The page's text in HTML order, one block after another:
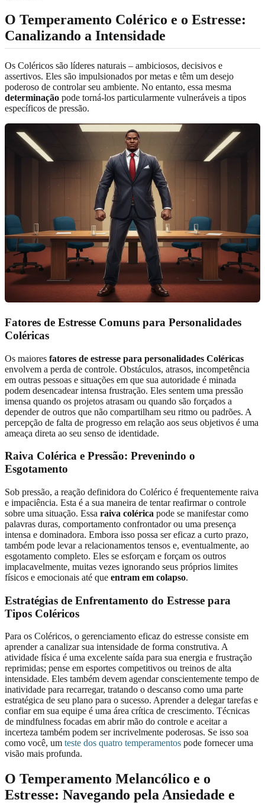
O Temperamento Colérico e o Estresse:
Canalizando a Intensidade
Os Coléricos são líderes naturais – ambiciosos, decisivos e
assertivos. Eles são impulsionados por metas e têm um desejo
poderoso de controlar seu ambiente. No entanto, essa mesma
determinação pode torná-los particularmente vulneráveis a tipos
específicos de pressão.
Fatores de Estresse Comuns para Personalidades
Coléricas
Os maiores fatores de estresse para personalidades Coléricas
envolvem a perda de controle. Obstáculos, atrasos, incompetência
em outras pessoas e situações em que sua autoridade é minada
podem desencadear intensa frustração. Eles sentem uma pressão
imensa quando os projetos atrasam ou quando são forçados a
depender de outros que não compartilham seu ritmo ou padrões. A
percepção de falta de progresso em relação aos seus objetivos é uma
ameaça direta ao seu senso de identidade.
Raiva Colérica e Pressão: Prevenindo o
Esgotamento
Sob pressão, a reação definidora do Colérico é frequentemente raiva
e impaciência. Esta é a sua maneira de tentar reafirmar o controle
sobre uma situação. Essa raiva colérica pode se manifestar como
palavras duras, comportamento confrontador ou uma presença
intensa e dominadora. Embora isso possa ser eficaz a curto prazo,
também pode levar a relacionamentos tensos e, eventualmente, ao
esgotamento completo. Eles se esforçam e forçam os outros
implacavelmente, muitas vezes ignorando seus próprios limites
físicos e emocionais até que entram em colapso.
Estratégias de Enfrentamento do Estresse para
Tipos Coléricos
Para os Coléricos, o gerenciamento eficaz do estresse consiste em
aprender a canalizar sua intensidade de forma construtiva. A
atividade física é uma excelente saída para sua energia e frustração
reprimidas; pense em esportes competitivos ou treinos de alta
intensidade. Eles também devem agendar conscientemente tempo de
inatividade para recarregar, tratando o descanso como uma parte
estratégica de seu plano para o sucesso. Aprender a delegar tarefas e
confiar em sua equipe é uma área crítica de crescimento. Técnicas
de mindfulness focadas em abrir mão do controle e aceitar a
incerteza também podem ser incrivelmente poderosas. Se isso soa
como você, um teste dos quatro temperamentos pode fornecer uma
visão mais profunda.
O Temperamento Melancólico e o
Estresse: Navegando pela Ansiedade e